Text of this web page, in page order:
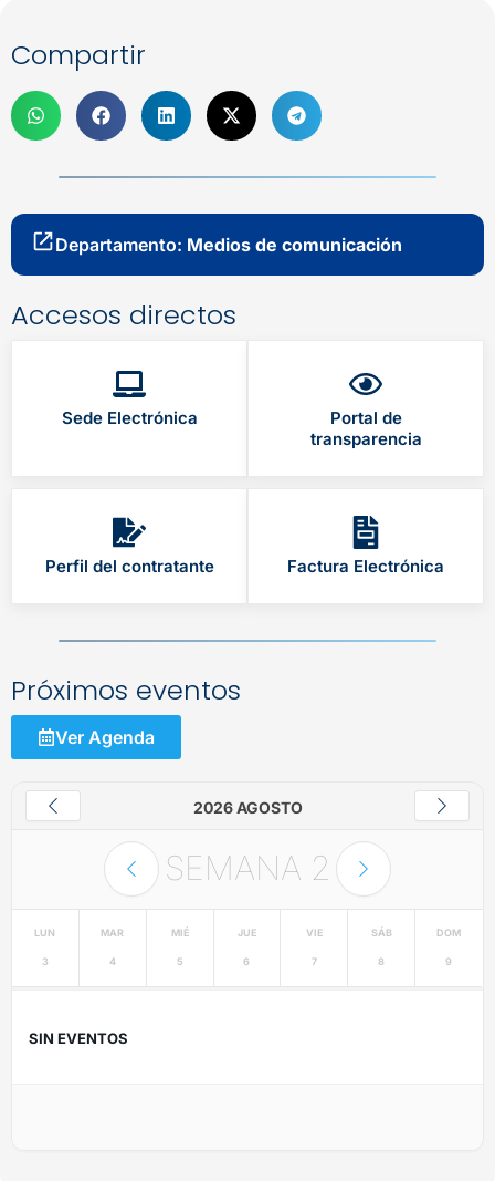
Compartir
Departamento: Medios de comunicación
Accesos directos
Sede Electrónica
Portal de
transparencia
Perfil del contratante Factura Electrónica
Próximos eventos
Ver Agenda
2026 AGOSTO
SEMANA 2
LUN
3
MAR
4
MIÉ
5
JUE
6
VIE
7
SÁB
8
DOM
9
SIN EVENTOS